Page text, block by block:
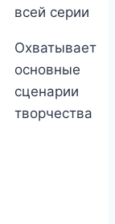
всей серии
Охватывает
основные
сценарии
творчества